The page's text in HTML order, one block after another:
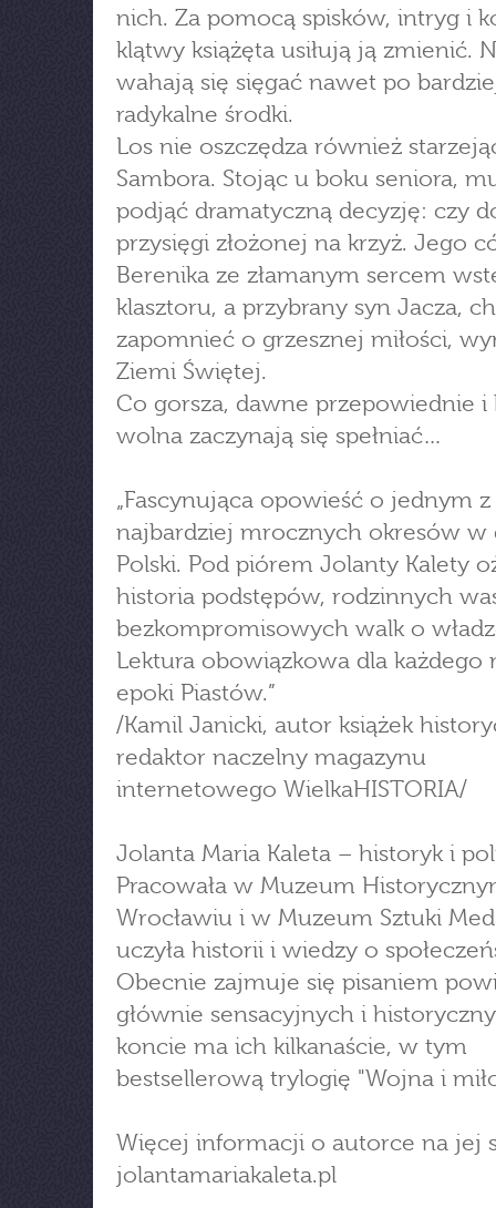
nich. Za pomocą spisków, intryg i
klątwy książęta usiłują ją zmienić.
wahają się sięgać nawet po
radykalne środki.
Los nie oszczędza również
Sambora. Stojąc u boku seniora,
podjąć dramatyczną decyzję: czy
przysięgi złożonej na krzyż. Jego
Berenika ze złamanym sercem
klasztoru, a przybrany syn Jacza,
zapomnieć o grzesznej miłości,
Ziemi Świętej.
Co gorsza, dawne przepowiednie i
wolna zaczynają się spełniać…
„Fascynująca opowieść o jednym z
najbardziej mrocznych okresów w
Polski. Pod piórem Jolanty Kalety
historia podstępów, rodzinnych
bezkompromisowych walk o
Lektura obowiązkowa dla każdego
epoki Piastów.”
/Kamil Janicki, autor książek
redaktor naczelny magazynu
internetowego WielkaHISTORIA/
Jolanta Maria Kaleta – historyk i
Pracowała w Muzeum
Wrocławiu i w Muzeum Sztuki
uczyła historii i wiedzy o
Obecnie zajmuje się pisaniem
głównie sensacyjnych i
koncie ma ich kilkanaście, w tym
bestsellerową trylogię "Wojna i
Więcej informacji o autorce na jej
jolantamariakaleta.pl